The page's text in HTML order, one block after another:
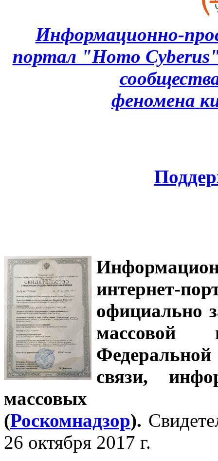
Информационно-
портал "Homo
феномена
интернет-
официально
связи,
массовых
(Роскомнадзор).
26 октября 2017 г.